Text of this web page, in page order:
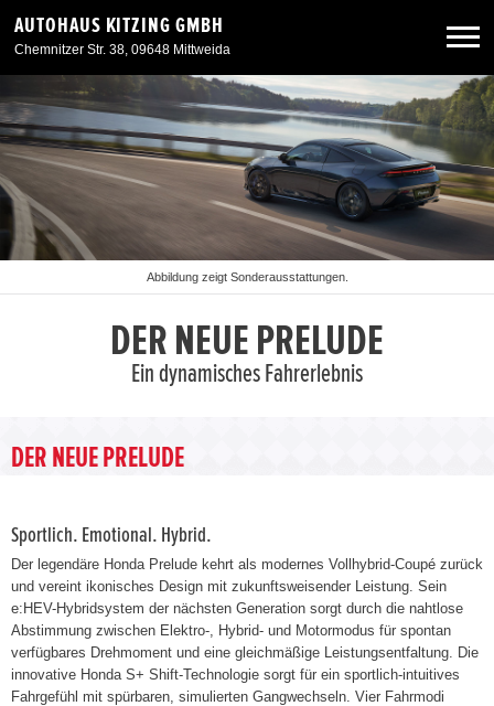
AUTOHAUS KITZING GMBH
Chemnitzer Str. 38, 09648 Mittweida
Neuwagen
Gebrauchtwagen
Angebote
Abbildung zeigt Sonderausstattungen.
DER NEUE PRELUDE
Ein dynamisches Fahrerlebnis
DER NEUE PRELUDE
Sportlich. Emotional. Hybrid.
Der legendäre Honda Prelude kehrt als modernes Vollhybrid-Coupé zurück
und vereint ikonisches Design mit zukunftsweisender Leistung. Sein
e:HEV-Hybridsystem der nächsten Generation sorgt durch die nahtlose
Abstimmung zwischen Elektro-, Hybrid- und Motormodus für spontan
verfügbares Drehmoment und eine gleichmäßige Leistungsentfaltung. Die
innovative Honda S+ Shift-Technologie sorgt für ein sportlich-intuitives
Fahrgefühl mit spürbaren, simulierten Gangwechseln. Vier Fahrmodi